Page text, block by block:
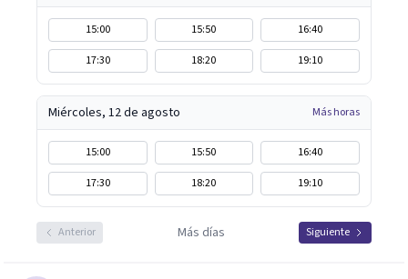
15:00 15:50
16:40
17:30
18:20 19:10
Miércoles, 12 de agosto Más horas
15:00 15:50
16:40
17:30
18:20 19:10
Anterior Más días Siguiente